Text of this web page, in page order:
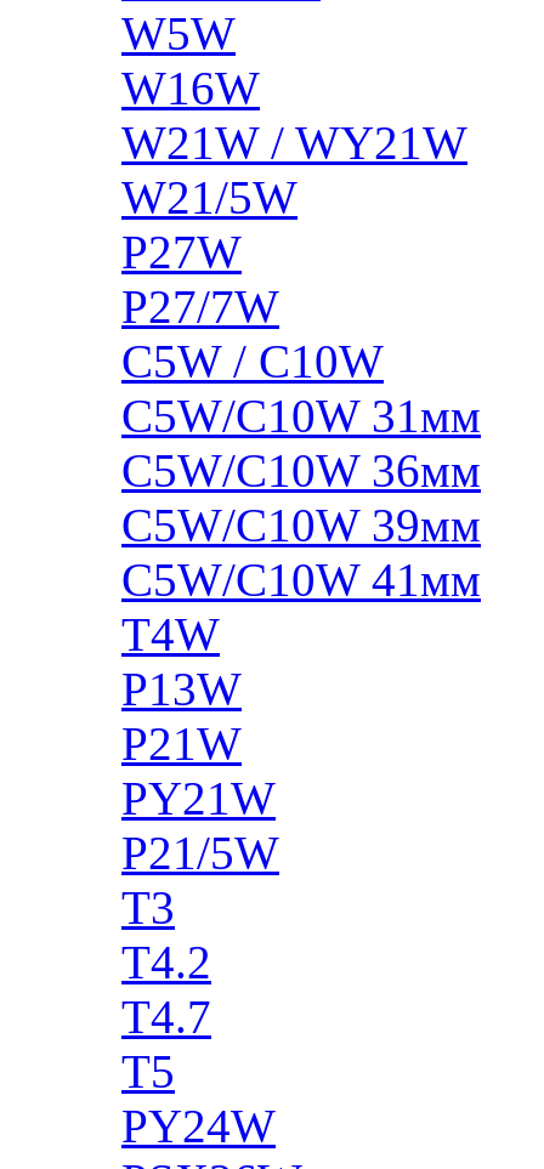
W5W
W16W
W21W / WY21W
W21/5W
P27W
P27/7W
C5W / C10W
C5W/C10W 31мм
C5W/C10W 36мм
C5W/C10W 39мм
C5W/C10W 41мм
T4W
P13W
P21W
PY21W
P21/5W
T3
T4.2
T4.7
T5
PY24W